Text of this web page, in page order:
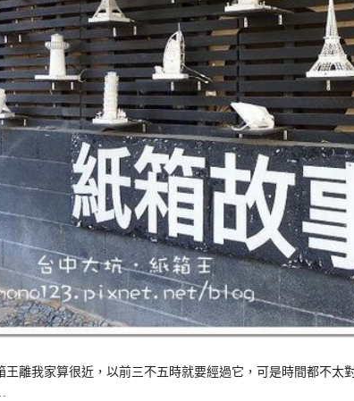
王離我家算很近，以前三不五時就要經過它，可是時間都不太